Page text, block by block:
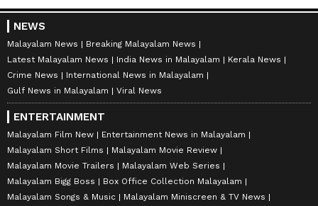
NEWS
Malayalam News
Breaking Malayalam News
Latest Malayalam News
India News in Malayalam
Kerala News
Crime News
International News in Malayalam
Gulf News in Malayalam
Viral News
ENTERTAINMENT
Malayalam Film New
Entertainment News in Malayalam
Malayalam Short Films
Malayalam Movie Review
Malayalam Movie Trailers
Malayalam Web Series
Malayalam Bigg Boss
Box Office Collection Malayalam
Malayalam Songs & Music
Malayalam Miniscreen & TV News